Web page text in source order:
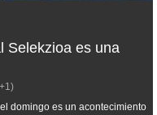
Selekzioa es una
domingo es un acontecimiento